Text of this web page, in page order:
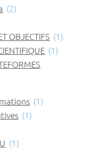
(2)
OBJECTIFS (1)
(1)
(1)
(1)
(1)